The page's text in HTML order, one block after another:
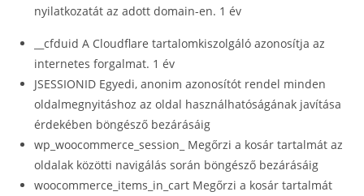
nyilatkozatát az adott domain-en. 1 év
__cfduid A Cloudflare tartalomkiszolgáló azonosítja az
internetes forgalmat. 1 év
JSESSIONID Egyedi, anonim azonosítót rendel minden
oldalmegnyitáshoz az oldal használhatóságának javítása
érdekében böngésző bezárásáig
wp_woocommerce_session_ Megőrzi a kosár tartalmát az
oldalak közötti navigálás során böngésző bezárásáig
woocommerce_items_in_cart Megőrzi a kosár tartalmát